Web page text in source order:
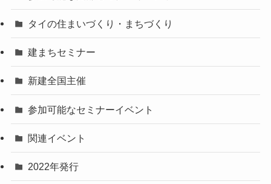
タイの住まいづくり・まちづくり
建まちセミナー
新建全国主催
参加可能なセミナーイベント
関連イベント
2022年発行